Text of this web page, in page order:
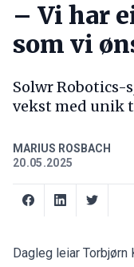
– Vi har
som vi
Solwr Robotics-
vekst med unik
MARIUS ROSBACH
20.05.2025
Dagleg leiar